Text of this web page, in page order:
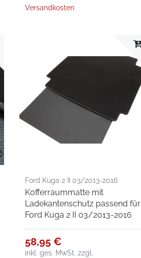
Versandkosten
Ford Kuga 2 II 03/2013-2016
Kofferraummatte mit
Ladekantenschutz passend für
Ford Kuga 2 II 03/2013-2016
58,95 €
inkl. ges. MwSt. zzgl.